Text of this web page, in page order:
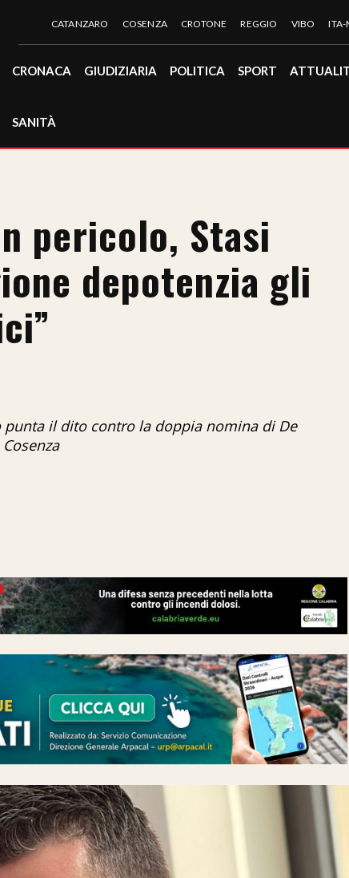
CATANZARO COSENZA CROTONE REGGIO VIBO ITA-
CRONACA GIUDIZIARIA POLITICA SPORT
SANITÀ
pericolo, Stasi
depotenzia gli
il dito contro la doppia nomina di De